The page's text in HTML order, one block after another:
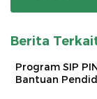
Berita
Program SIP
Bantuan